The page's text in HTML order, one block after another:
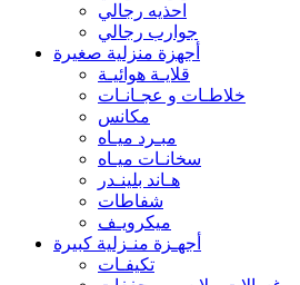
احذيه رجالي
جوارب رجالي
أجهزة منزلية صغيرة
قلايـة هوائيـة
خلاطـات و عجـانـات
مكانس
مبـرد ميـاه
سخانـات ميـاه
هـاند بلينـدر
شفاطات
ميكرويـف
أجهـزة منـزلية كبيرة
تكيفـات